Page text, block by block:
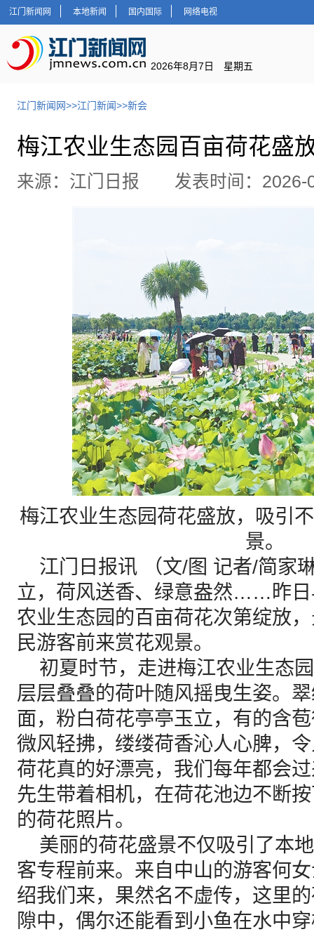
江门新闻网 本地新闻 国内国际 网络电视
2026年8月7日 星期五
江门新闻网>>江门新闻>>新会
梅江农业生态园百亩荷花盛
来源：江门日报 发表时间：
梅江农业生态园荷花盛放，吸引
景。
江门日报讯 （文/图 记者/简家
立，荷风送香、绿意盎然……昨日
农业生态园的百亩荷花次第绽放
民游客前来赏花观景。
初夏时节，走进梅江农业生态
层层叠叠的荷叶随风摇曳生姿。
面，粉白荷花亭亭玉立，有的含
微风轻拂，缕缕荷香沁人心脾，
荷花真的好漂亮，我们每年都会
先生带着相机，在荷花池边不断
的荷花照片。
美丽的荷花盛景不仅吸引了本
客专程前来。来自中山的游客何
绍我们来，果然名不虚传，这里
隙中，偶尔还能看到小鱼在水中